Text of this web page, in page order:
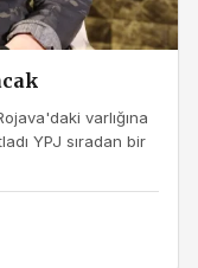
varlığına
YPJ sıradan bir